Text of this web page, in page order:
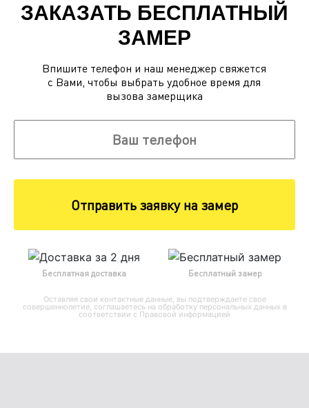
ЗАКАЗАТЬ БЕСПЛАТНЫЙ
ЗАМЕР
Впишите телефон и наш менеджер свяжется
с Вами, чтобы выбрать удобное время для
вызова замерщика
Отправить заявку на замер
Бесплатная доставка Бесплатный замер
Оставляя свои контактные данные, вы подтверждаете свое
совершеннолетие, соглашаетесь на обработку персональных данных в
соответствии с Правовой информацией